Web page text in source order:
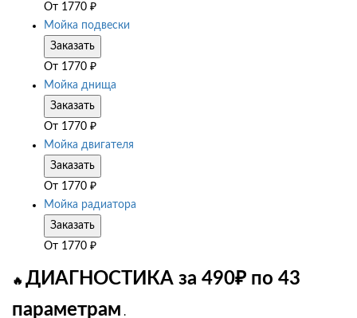
От 1770 ₽
Мойка подвески
Заказать
От 1770 ₽
Мойка днища
Заказать
От 1770 ₽
Мойка двигателя
Заказать
От 1770 ₽
Мойка радиатора
Заказать
От 1770 ₽
🔥 ДИАГНОСТИКА за 490₽ по 43
параметрам .